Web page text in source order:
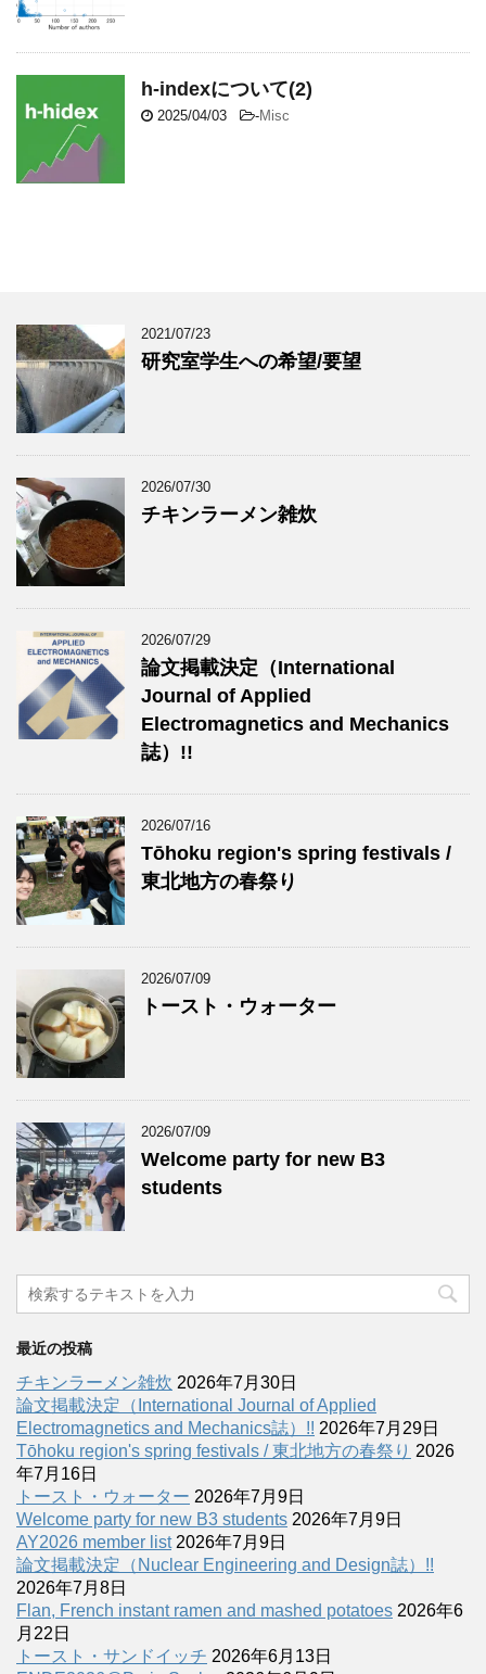
h-indexについて(2)
2025/04/03 -Misc
2021/07/23
研究室学生への希望/要望
2026/07/30
チキンラーメン雑炊
2026/07/29
論文掲載決定（International
Journal of Applied
Electromagnetics and Mechanics
誌）!!
2026/07/16
Tōhoku region's spring festivals /
東北地方の春祭り
2026/07/09
トースト・ウォーター
2026/07/09
Welcome party for new B3
students
最近の投稿
チキンラーメン雑炊 2026年7月30日
論文掲載決定（International Journal of Applied
Electromagnetics and Mechanics誌）!! 2026年7月29日
Tōhoku region's spring festivals / 東北地方の春祭り 2026
年7月16日
トースト・ウォーター 2026年7月9日
Welcome party for new B3 students 2026年7月9日
AY2026 member list 2026年7月9日
論文掲載決定（Nuclear Engineering and Design誌）!!
2026年7月8日
Flan, French instant ramen and mashed potatoes 2026年6
月22日
トースト・サンドイッチ 2026年6月13日